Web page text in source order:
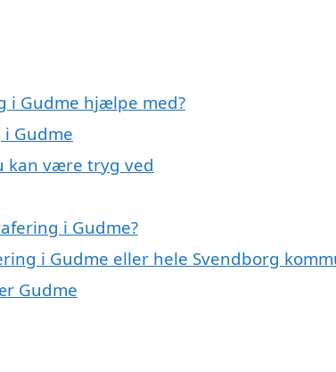
i Gudme hjælpe med?
Gudme
kan være tryg ved
i Gudme?
i Gudme eller hele Svendborg
Gudme